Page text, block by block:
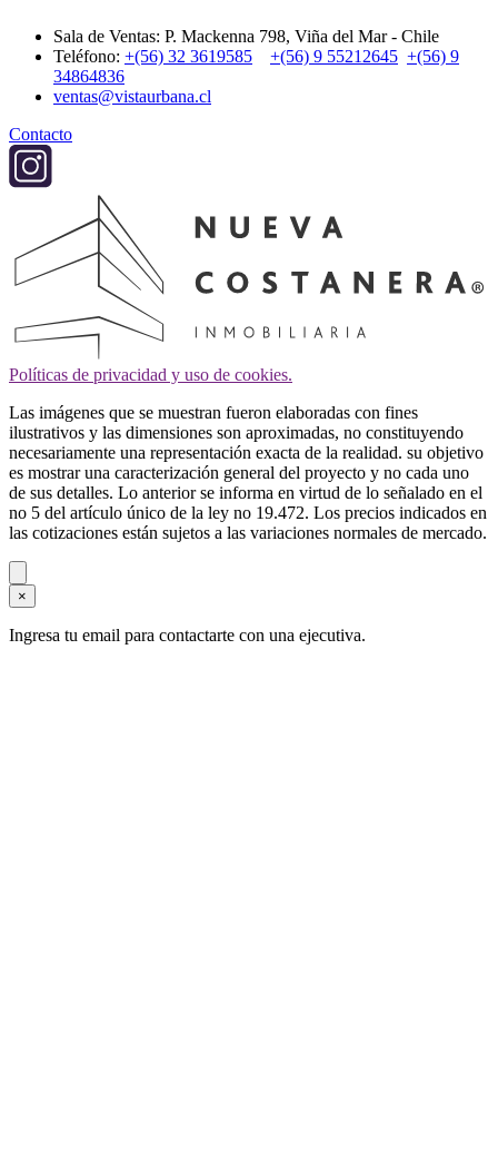
Sala de Ventas: P. Mackenna 798, Viña del Mar - Chile
Teléfono: +(56) 32 3619585 +(56) 9 55212645 +(56) 9
34864836
ventas@vistaurbana.cl
Contacto
Políticas de privacidad y uso de cookies.
Las imágenes que se muestran fueron elaboradas con fines
ilustrativos y las dimensiones son aproximadas, no constituyendo
necesariamente una representación exacta de la realidad. su objetivo
es mostrar una caracterización general del proyecto y no cada uno
de sus detalles. Lo anterior se informa en virtud de lo señalado en el
no 5 del artículo único de la ley no 19.472. Los precios indicados en
las cotizaciones están sujetos a las variaciones normales de mercado.
×
Ingresa tu email para contactarte con una ejecutiva.